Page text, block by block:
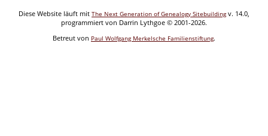
Diese Website läuft mit The Next Generation of Genealogy Sitebuildingv. 14.0,
programmiert von Darrin Lythgoe © 2001-2026.
Betreut von Paul Wolfgang Merkelsche Familienstiftung.